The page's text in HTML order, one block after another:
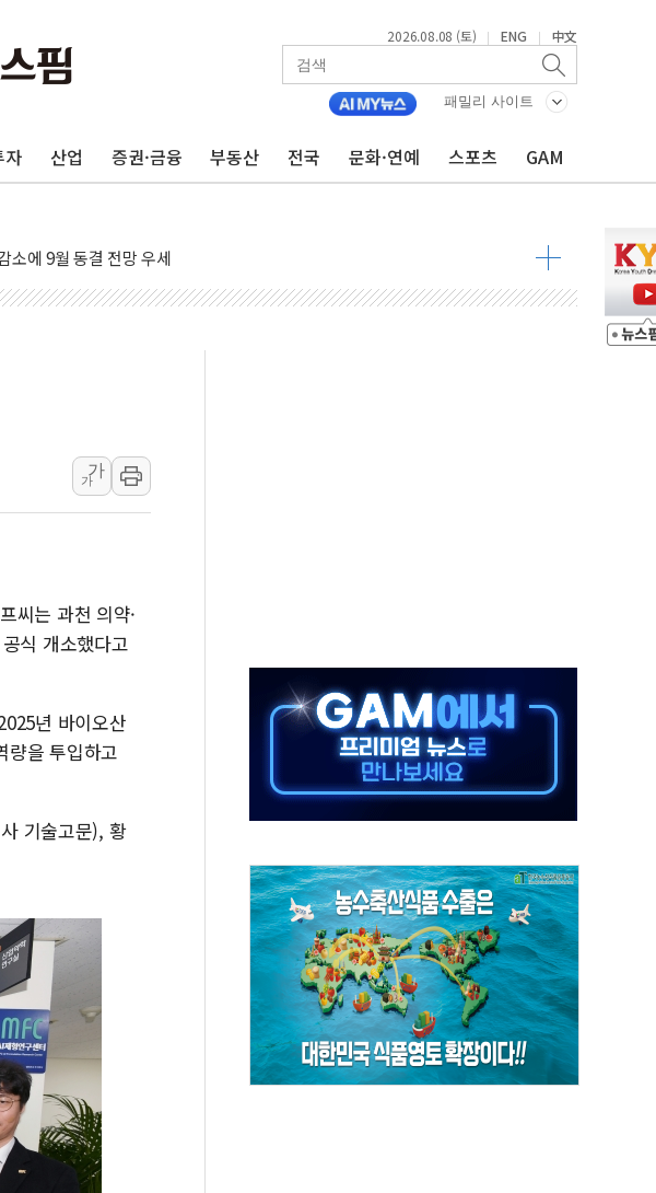
2026.08.08 (토) | ENG | 中文
패밀리 사이트
자 산업 증권·금융 부동산 전국 문화·연예 스포츠 GAM
...'김민석 재역전 vs 정청래 격차 확대'
다…'자율규제단체' 타진
일까지 의혹 소명" 요구
준 금리 인상 가능성 낮아지며 상승… STOXX 600 지수는 나흘 연속 최고치
협정' 체결… 이스라엘·이란 위협에 맞설 자체 억지력 강화
토…"이르면 다음 주"
최근 1주일 이상 '올스톱'… 美 해상봉쇄 영향
장은 "또 개입했나" 촉각
美 고용 쇼크에 반도체주 '활짝'
리 인상 우려 후퇴…나스닥 선물 1%대 상승
'쇼크'…9월 금리 인상 기대 후퇴
위협정 체결
안·클라우드플레어·태양광주↑ VS 트레이드데스크·웬디스↓
리 워시엔 톤 낮춰
정설...포항시 '시끌'
가
가
씨는 과천 의약·
식 개소했다고
년 바이오산
량을 투입하고
기술고문), 황